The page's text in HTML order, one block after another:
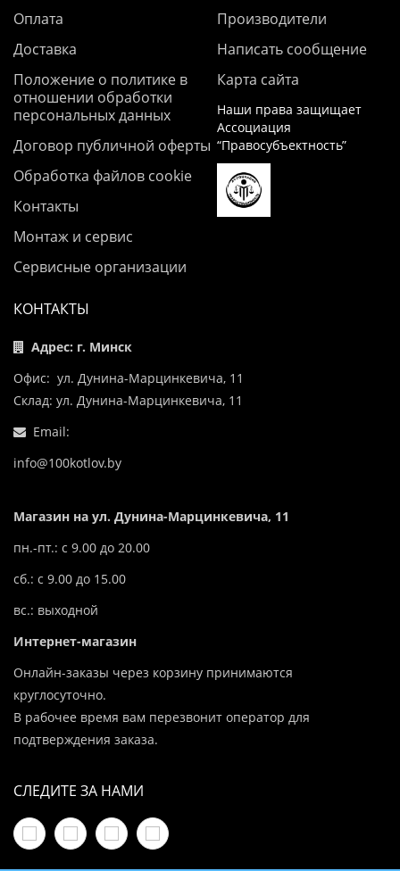
Оплата
Доставка
Положение о политике в
отношении обработки
персональных данных
Договор публичной оферты
Обработка файлов cookie
Контакты
Монтаж и сервис
Сервисные организации
Производители
Написать сообщение
Карта сайта
Наши права защищает
Ассоциация
“Правосубъектность”
КОНТАКТЫ
Адрес: г. Минск
Офис: ул. Дунина-Марцинкевича, 11
Склад: ул. Дунина-Марцинкевича, 11
Email:
info@100kotlov.by
Магазин на ул. Дунина-Марцинкевича, 11
пн.-пт.: с 9.00 до 20.00
сб.: с 9.00 до 15.00
вс.: выходной
Интернет-магазин
Онлайн-заказы через корзину принимаются
круглосуточно.
В рабочее время вам перезвонит оператор для
подтверждения заказа.
СЛЕДИТЕ ЗА НАМИ